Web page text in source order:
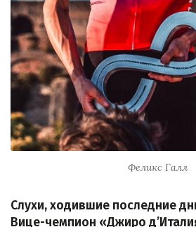
Феликс Галл
Слухи, ходившие последние
Вице-чемпион «Джиро